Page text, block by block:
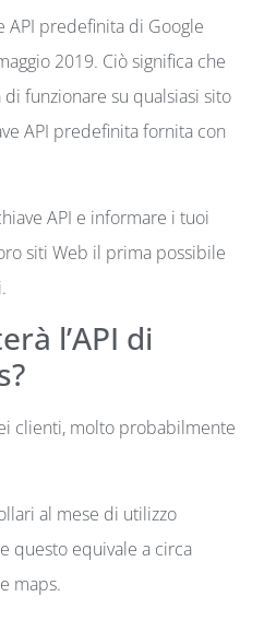
API predefinita di Google
2019. Ciò significa che
funzionare su qualsiasi sito
API predefinita fornita con
API e informare i tuoi
siti Web il prima possibile
l’API di
clienti, molto probabilmente
al mese di utilizzo
questo equivale a circa
maps.